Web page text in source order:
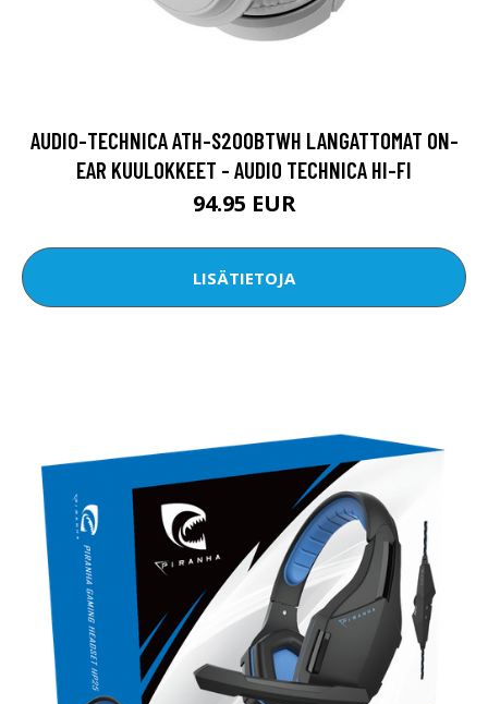
AUDIO-TECHNICA ATH-S200BTWH LANGATTOMAT ON-
EAR KUULOKKEET - AUDIO TECHNICA HI-FI
94.95 EUR
LISÄTIETOJA